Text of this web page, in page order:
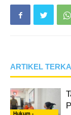
ARTIKEL
Hukum -